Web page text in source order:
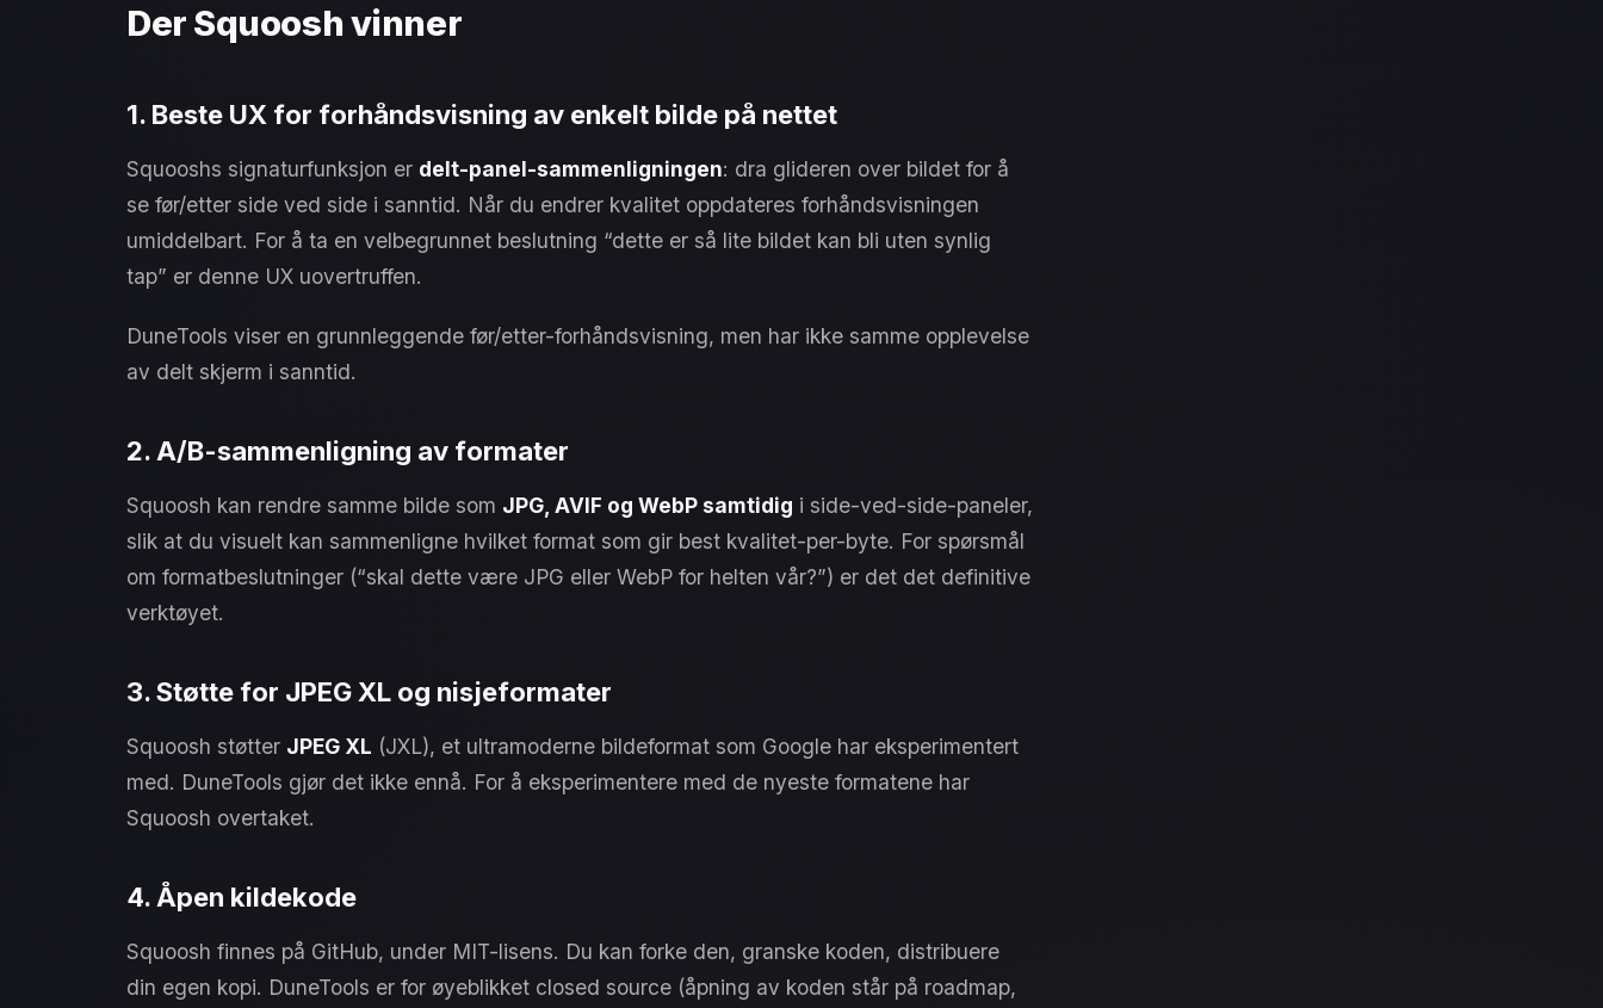
Der Squoosh vinner
1. Beste UX for forhåndsvisning av enkelt bilde på nettet
Squooshs signaturfunksjon er delt-panel-sammenligningen: dra glideren over bildet for å
se før/etter side ved side i sanntid. Når du endrer kvalitet oppdateres forhåndsvisningen
umiddelbart. For å ta en velbegrunnet beslutning “dette er så lite bildet kan bli uten synlig
tap” er denne UX uovertruffen.
DuneTools viser en grunnleggende før/etter-forhåndsvisning, men har ikke samme opplevelse
av delt skjerm i sanntid.
2. A/B-sammenligning av formater
Squoosh kan rendre samme bilde som JPG, AVIF og WebP samtidig i side-ved-side-paneler,
slik at du visuelt kan sammenligne hvilket format som gir best kvalitet-per-byte. For spørsmål
om formatbeslutninger (“skal dette være JPG eller WebP for helten vår?”) er det det definitive
verktøyet.
3. Støtte for JPEG XL og nisjeformater
Squoosh støtter JPEG XL (JXL), et ultramoderne bildeformat som Google har eksperimentert
med. DuneTools gjør det ikke ennå. For å eksperimentere med de nyeste formatene har
Squoosh overtaket.
4. Åpen kildekode
Squoosh finnes på GitHub, under MIT-lisens. Du kan forke den, granske koden, distribuere
din egen kopi. DuneTools er for øyeblikket closed source (åpning av koden står på roadmap,